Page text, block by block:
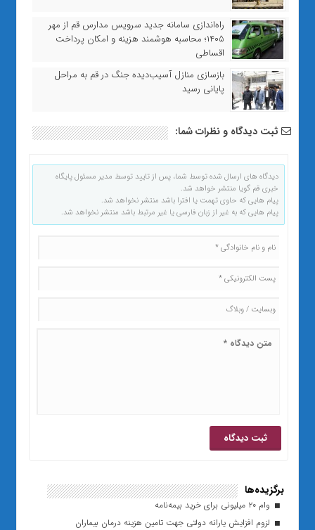
راه‌اندازی سامانه جدید سرویس مدارس قم از مهر
۱۴۰۵؛ محاسبه هوشمند هزینه و امکان پرداخت
اقساطی
بازسازی منازل آسیب‌دیده جنگ در قم به مراحل
پایانی رسید
ثبت دیدگاه و نظرات شما:
دیدگاه های ارسال شده توسط شما، پس از تایید توسط مدیر مسئول پایگاه
خبری قم گویا منتشر خواهد شد.
پیام هایی که حاوی تهمت یا افترا باشد منتشر نخواهد شد.
پیام هایی که به غیر از زبان فارسی یا غیر مرتبط باشد منتشر نخواهد شد.
برگزیده‌ها
وام ۲۰ میلیونی برای خرید بیمه‌نامه
لزوم افزایش یارانه دولتی جهت تامین هزینه‌ درمان بیماران